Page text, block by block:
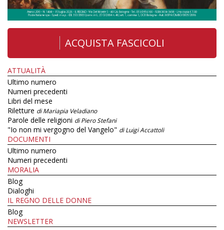
ACQUISTA FASCICOLI
ATTUALITÀ
Ultimo numero
Numeri precedenti
Libri del mese
Riletture di Mariapia Veladiano
Parole delle religioni di Piero Stefani
"Io non mi vergogno del Vangelo" di Luigi Accattoli
DOCUMENTI
Ultimo numero
Numeri precedenti
MORALIA
Blog
Dialoghi
IL REGNO DELLE DONNE
Blog
NEWSLETTER